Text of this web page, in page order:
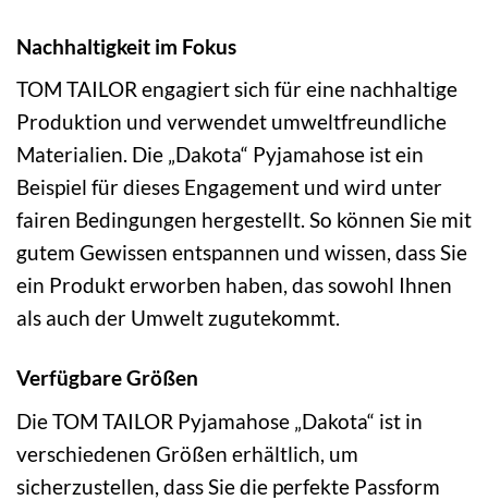
Nachhaltigkeit im Fokus
TOM TAILOR engagiert sich für eine nachhaltige
Produktion und verwendet umweltfreundliche
Materialien. Die „Dakota“ Pyjamahose ist ein
Beispiel für dieses Engagement und wird unter
fairen Bedingungen hergestellt. So können Sie mit
gutem Gewissen entspannen und wissen, dass Sie
ein Produkt erworben haben, das sowohl Ihnen
als auch der Umwelt zugutekommt.
Verfügbare Größen
Die TOM TAILOR Pyjamahose „Dakota“ ist in
verschiedenen Größen erhältlich, um
sicherzustellen, dass Sie die perfekte Passform